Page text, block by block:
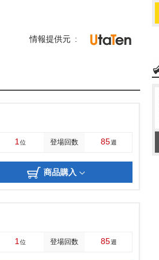
情報提供元
1 位 登場回数 85週
商品購入
1 位 登場回数 85週